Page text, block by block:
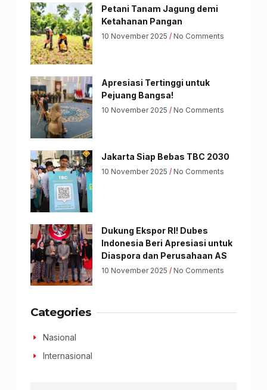
Petani Tanam Jagung demi
Ketahanan Pangan
10 November 2025 No Comments
Apresiasi Tertinggi untuk
Pejuang Bangsa!
10 November 2025 No Comments
Jakarta Siap Bebas TBC 2030
10 November 2025 No Comments
Dukung Ekspor RI! Dubes
Indonesia Beri Apresiasi untuk
Diaspora dan Perusahaan AS
10 November 2025 No Comments
Categories
Nasional
Internasional